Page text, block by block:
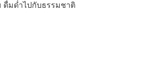
ดื่มด่ำไปกับธรรมชาติ